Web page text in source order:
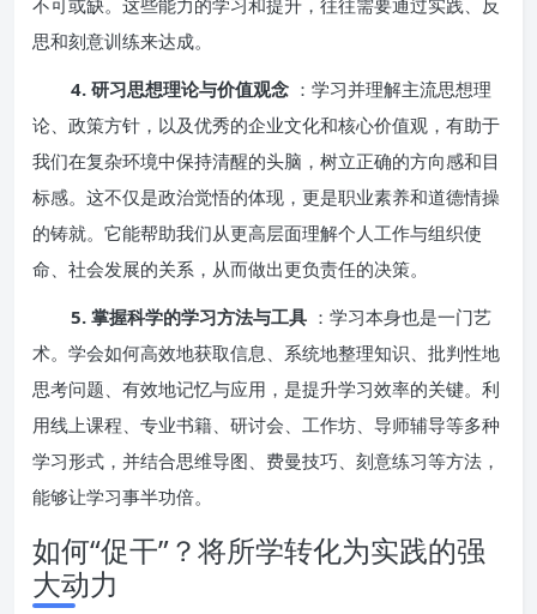
不可或缺。这些能力的学习和提升，往往需要通过实践、反
思和刻意训练来达成。
4. 研习思想理论与价值观念 ：学习并理解主流思想理
论、政策方针，以及优秀的企业文化和核心价值观，有助于
我们在复杂环境中保持清醒的头脑，树立正确的方向感和目
标感。这不仅是政治觉悟的体现，更是职业素养和道德情操
的铸就。它能帮助我们从更高层面理解个人工作与组织使
命、社会发展的关系，从而做出更负责任的决策。
5. 掌握科学的学习方法与工具 ：学习本身也是一门艺
术。学会如何高效地获取信息、系统地整理知识、批判性地
思考问题、有效地记忆与应用，是提升学习效率的关键。利
用线上课程、专业书籍、研讨会、工作坊、导师辅导等多种
学习形式，并结合思维导图、费曼技巧、刻意练习等方法，
能够让学习事半功倍。
如何“促干”？将所学转化为实践的强
大动力